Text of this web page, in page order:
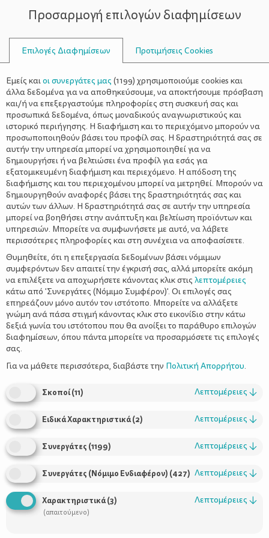
ΣΥΜΒΟΥΛΟΙ
ΑΥΤΟΕΠΙΒΕΒΑΙΩΘΕΊ
Το ψέμα στη ζωή του παιδιού
Χρήσιμοι Σύνδεσμοι
Τι είναι το ΔΕΛΤΑ moms
Προσαρμογή επιλογών διαφημίσεων
Επιλογές Διαφημίσεων Προτιμήσεις Cookies
Εμείς καιοι συνεργάτες μας (1199) χρησιμοποιούμε cookies και
άλλα δεδομένα για να αποθηκεύσουμε, να αποκτήσουμε πρόσβαση
και/ή να επεξεργαστούμε πληροφορίες στη συσκευή σας και
προσωπικά δεδομένα, όπως μοναδικούς αναγνωριστικούς και
ιστορικό περιήγησης. Η διαφήμιση και το περιεχόμενο μπορούν να
προσωποποιηθούν βάσει του προφίλ σας. Η δραστηριότητά σας σε
αυτήν την υπηρεσία μπορεί να χρησιμοποιηθεί για να
δημιουργήσει ή να βελτιώσει ένα προφίλ για εσάς για
εξατομικευμένη διαφήμιση και περιεχόμενο. Η απόδοση της
διαφήμισης και του περιεχομένου μπορεί να μετρηθεί. Μπορούν να
δημιουργηθούν αναφορές βάσει της δραστηριότητάς σας και
αυτών των άλλων. Η δραστηριότητά σας σε αυτήν την υπηρεσία
μπορεί να βοηθήσει στην ανάπτυξη και βελτίωση προϊόντων και
υπηρεσιών. Μπορείτε να συμφωνήσετε με αυτό, να λάβετε
περισσότερες πληροφορίες και στη συνέχεια να αποφασίσετε.
Θυμηθείτε, ότι η επεξεργασία δεδομένων βάσει νόμιμων
συμφερόντων δεν απαιτεί την έγκρισή σας, αλλά μπορείτε ακόμη
να επιλέξετε να αποχωρήσετε κάνοντας κλικ στις λεπτομέρειες
κάτω από 'Συνεργάτες (Νόμιμο Συμφέρον)'. Οι επιλογές σας
επηρεάζουν μόνο αυτόν τον ιστότοπο. Μπορείτε να αλλάξετε
γνώμη ανά πάσα στιγμή κάνοντας κλικ στο εικονίδιο στην κάτω
δεξιά γωνία του ιστότοπου που θα ανοίξει το παράθυρο επιλογών
διαφημίσεων, όπου πάντα μπορείτε να προσαρμόσετε τις επιλογές
σας.
Για να μάθετε περισσότερα, διαβάστε την Πολιτική Απορρήτου.
Σκοποί(11) Λεπτομέρειες ↓
Ειδικά Χαρακτηριστικά(2) Λεπτομέρειες ↓
Συνεργάτες (1199) Λεπτομέρειες ↓
Συνεργάτες (Νόμιμο Ενδιαφέρον) (427) Λεπτομέρειες ↓
Χαρακτηριστικά(3)
(απαιτούμενο)
Λεπτομέρειες ↓